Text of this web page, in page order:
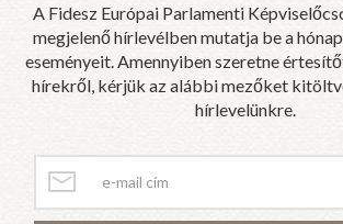
A Fidesz Európai Parlamenti
megjelenő hírlevélben mutatja be a
eseményeit. Amennyiben szeretne
hírekről, kérjük az alábbi mezőket
hírlevelünkre.